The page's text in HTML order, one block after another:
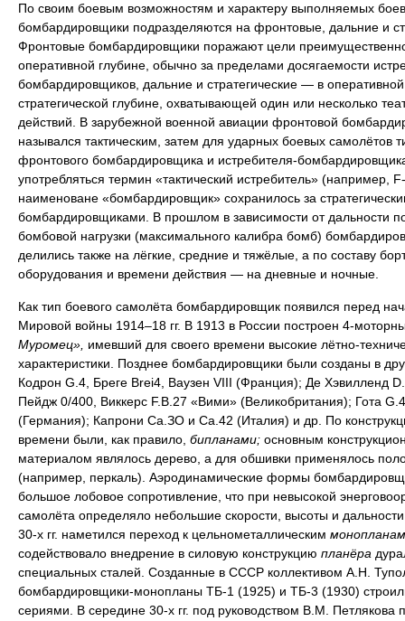
По своим боевым возможностям и характеру выполняемых
бомбардировщики подразделяются на фронтовые, дальние и
Фронтовые бомбардировщики поражают цели
оперативной глубине, обычно за пределами досягаемости
бомбардировщиков, дальние и стратегические — в
стратегической глубине, охватывающей один или несколько
действий. В зарубежной военной авиации фронтовой
назывался тактическим, затем для ударных боевых самолётов
фронтового бомбардировщика и истребителя-
употребляться термин «тактический истребитель» (например,
наименоване «бомбардировщик» сохранилось за
бомбардировщиками. В прошлом в зависимости от дальности
бомбовой нагрузки (максимального калибра бомб)
делились также на лёгкие, средние и тяжёлые, а по составу
оборудования и времени действия — на дневные и ночные.
Как тип боевого самолёта бомбардировщик появился перед
Мировой войны 1914–18 гг. В 1913 в России построен 4-
Муромец», имевший для своего времени высокие лётно-
характеристики. Позднее бомбардировщики были созданы в
Кодрон G.4, Бреге Brei4, Ваузен VIII (Франция); Де Хэвилленд
Пейдж 0/400, Виккерс F.B.27 «Вими» (Великобритания); Гота
(Германия); Капрони Са.ЗО и Са.42 (Италия) и др. По
времени были, как правило, бипланами; основным
материалом являлось дерево, а для обшивки применялось
(например, перкаль). Аэродинамические формы
большое лобовое сопротивление, что при невысокой
самолёта определяло небольшие скорости, высоты и
30-х гг. наметился переход к цельнометаллическим
содействовало внедрение в силовую конструкцию планёра
специальных сталей. Созданные в СССР коллективом А.Н.
бомбардировщики-монопланы ТБ-1 (1925) и ТБ-3 (1930)
сериями. В середине 30-х гг. под руководством В.М. Петлякова